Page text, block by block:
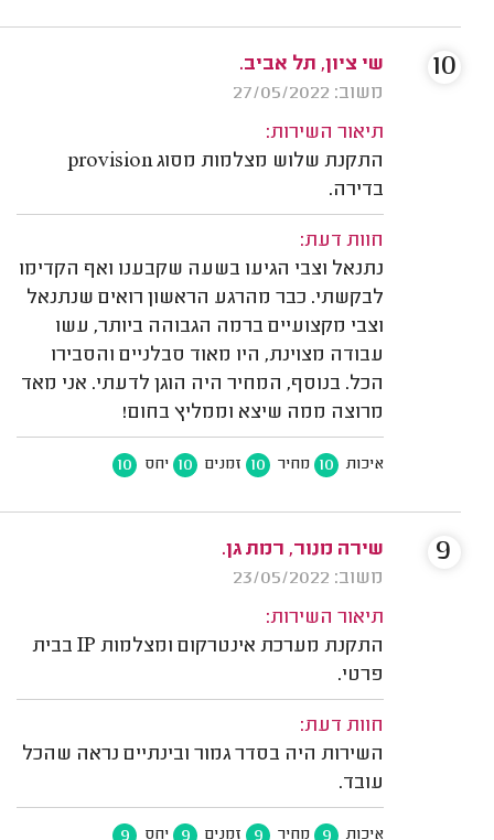
שי ציון, תל אביב.
משוב: 27/05/2022
תיאור השירות:
התקנת שלוש מצלמות מסוג provision
בדירה.
חוות דעת:
נתנאל וצבי הגיעו בשעה שקבענו ואף הקדימו
לבקשתי. כבר מהרגע הראשון רואים שנתנאל
וצבי מקצועיים ברמה הגבוהה ביותר, עשו
עבודה מצוינת, היו מאוד סבלניים והסבירו
הכל. בנוסף, המחיר היה הוגן לדעתי. אני מאד
מרוצה ממה שיצא וממליץ בחום!
איכות 10 מחיר 10 זמנים 10 יחס 10
10
שירה מנור, רמת גן.
משוב: 23/05/2022
תיאור השירות:
התקנת מערכת אינטרקום ומצלמות IP בבית
פרטי.
חוות דעת:
השירות היה בסדר גמור ובינתיים נראה שהכל
עובד.
איכות 9 מחיר 9 זמנים 9 יחס 9
9